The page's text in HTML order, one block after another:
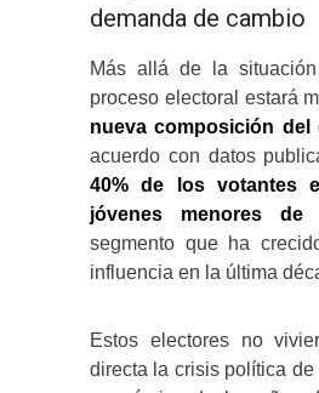
demanda de cambio
Más allá de la situación
proceso electoral estará
nueva composición del
acuerdo con datos
40% de los votantes
jóvenes menores de
segmento que ha
influencia en la última
Estos electores no
directa la crisis política